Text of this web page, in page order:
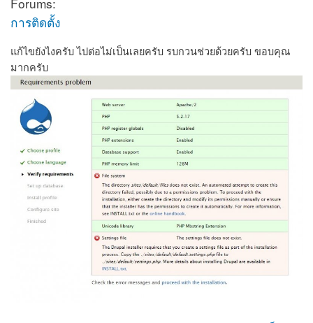
การติดตั้ง
แก้ไขยังไงครับ ไปต่อไม่เป็นเลยครับ รบกวนช่วยด้วยครับ ขอบคุณ
มากครับ